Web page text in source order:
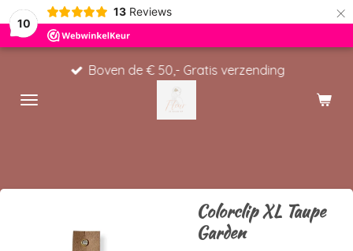
10
13 Reviews ×
Boven de € 50,- Gratis verzending
Colorclip XL Taupe
Garden